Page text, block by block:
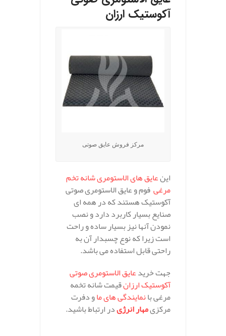
آکوستیک ارزان
مرکز فروش عایق صوتی
اینعایق های الاستومری شانه تخم
مرغیفوم و عایق الاستومری صوتی
آکوستیک هستند که در همه ای
صنایع بسیار کاربرد دارد و نصب
نمودن آنها نیز بسیار ساده و راحت
است زیرا که نوع چسبدار آن به
راحتی قابل استفاده می باشد.
جهت خریدعایق الاستومری صوتی
آکوستیک ارزانقیمت شانه تخمه
مرغی بانمایندگی های ماو دفرت
مرکزیمهار انرژیدر ارتباط باشید.